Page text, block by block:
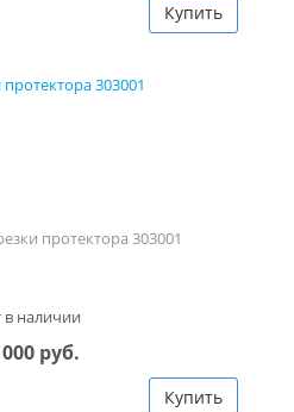
Купить
протектора 303001
в наличии
руб.
Купить